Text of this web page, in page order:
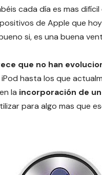
cada día es mas
de Apple que
si, es una buena
que no han
hasta los que
la incorporación de
para algo mas que